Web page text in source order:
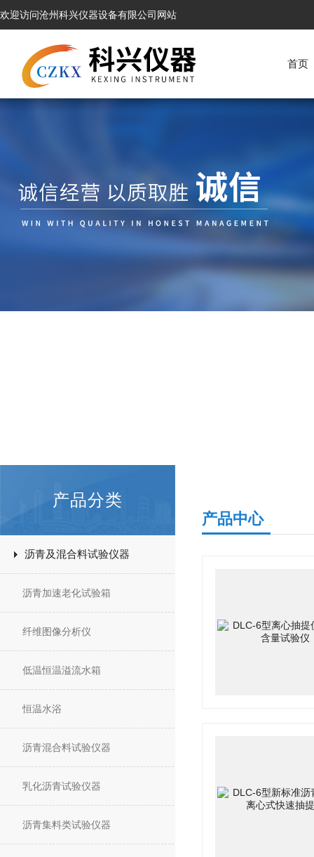
欢迎访问沧州科兴仪器设备有限公司网站
首页
产品分类
沥青及混合料试验仪器
沥青加速老化试验箱
纤维图像分析仪
低温恒温溢流水箱
恒温水浴
沥青混合料试验仪器
乳化沥青试验仪器
沥青集料类试验仪器
产品中心